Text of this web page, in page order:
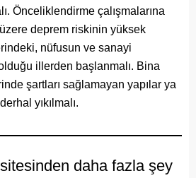
Önceliklendirme çalışmalarına
deprem riskinin yüksek
nüfusun ve sanayi
illerden başlanmalı. Bina
şartları sağlamayan yapılar ya
yıkılmalı.
daha fazla şey